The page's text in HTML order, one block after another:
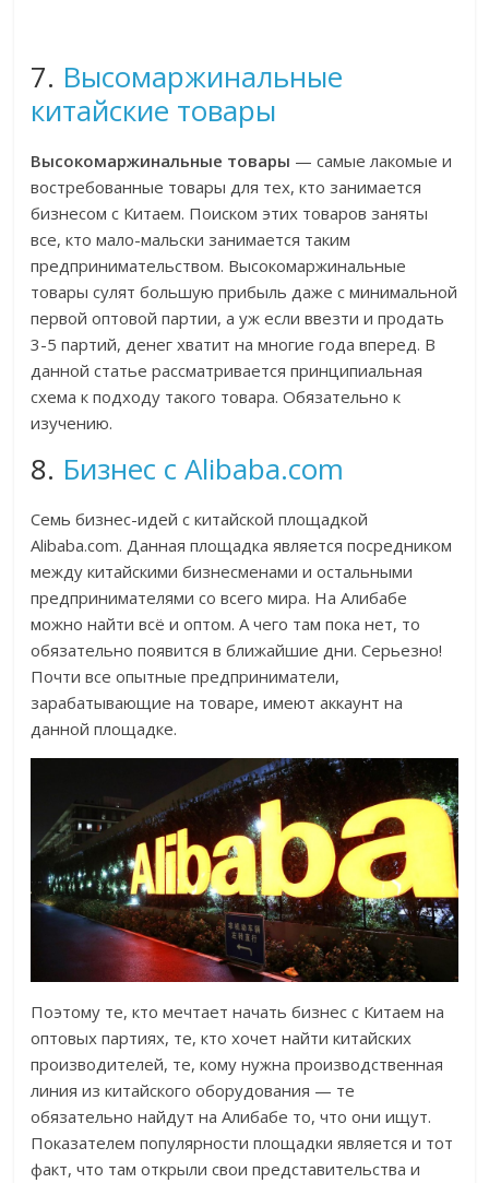
7. Высомаржинальные
китайские товары
Высокомаржинальные товары — самые лакомые и
востребованные товары для тех, кто занимается
бизнесом с Китаем. Поиском этих товаров заняты
все, кто мало-мальски занимается таким
предпринимательством. Высокомаржинальные
товары сулят большую прибыль даже с минимальной
первой оптовой партии, а уж если ввезти и продать
3-5 партий, денег хватит на многие года вперед. В
данной статье рассматривается принципиальная
схема к подходу такого товара. Обязательно к
изучению.
8. Бизнес с Alibaba.com
Семь бизнес-идей с китайской площадкой
Alibaba.com. Данная площадка является посредником
между китайскими бизнесменами и остальными
предпринимателями со всего мира. На Алибабе
можно найти всё и оптом. А чего там пока нет, то
обязательно появится в ближайшие дни. Серьезно!
Почти все опытные предприниматели,
зарабатывающие на товаре, имеют аккаунт на
данной площадке.
Поэтому те, кто мечтает начать бизнес с Китаем на
оптовых партиях, те, кто хочет найти китайских
производителей, те, кому нужна производственная
линия из китайского оборудования — те
обязательно найдут на Алибабе то, что они ищут.
Показателем популярности площадки является и тот
факт, что там открыли свои представительства и